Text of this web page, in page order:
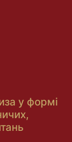
у формі